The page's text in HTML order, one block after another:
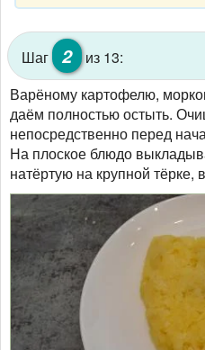
Шаг 2
из 13:
Варёному картофелю,
даём полностью остыть.
непосредственно перед
На плоское блюдо
натёртую на крупной тёрке,